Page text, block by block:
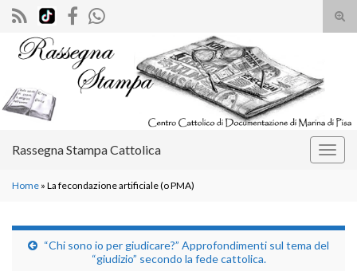
il
Search for:
Rassegna Stampa Cattolica
Home » La fecondazione artificiale (o PMA)
“Chi sono io per giudicare?” Approfondimenti sul tema del
“giudizio” secondo la fede cattolica.